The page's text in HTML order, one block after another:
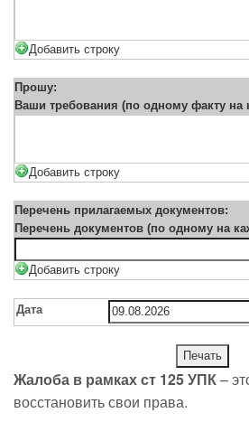
Добавить строку
Прошу:
Ваши требования (по одному факту на
Добавить строку
Перечень прилагаемых документов:
Перечень документов (по одному на
Добавить строку
Дата
Печать
Жалоба в рамках ст 125 УПК–
восстановить свои права.